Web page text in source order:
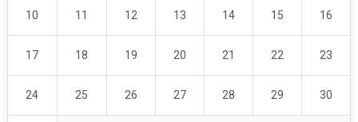
10 11 12 13 14 15 16
17 18 19 20 21 22 23
24 25 26 27 28 29 30